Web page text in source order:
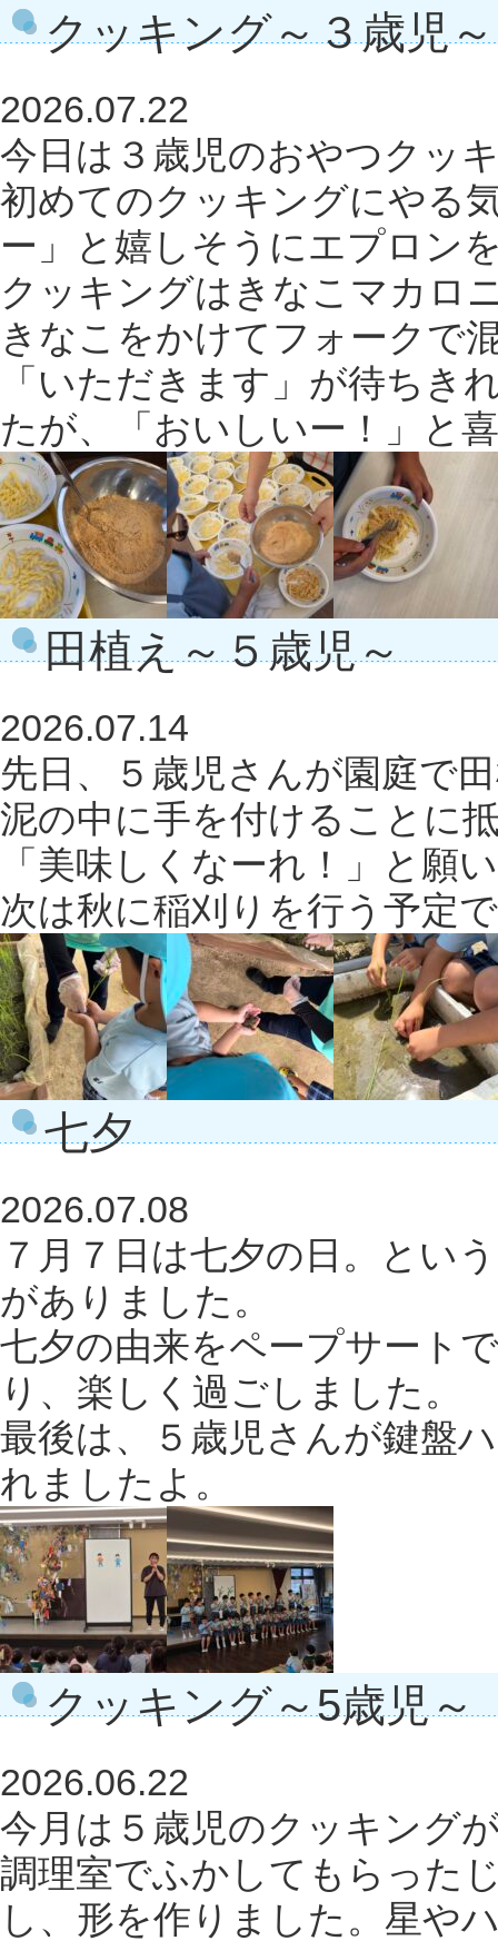
クッキング～３歳児～
2026.07.22
今日は３歳児のおやつクッ
初めてのクッキングにやる
ー」と嬉しそうにエプロン
クッキングはきなこマカロ
きなこをかけてフォークで
「いただきます」が待ちき
たが、「おいしいー！」と
田植え～５歳児～
2026.07.14
先日、５歳児さんが園庭で
泥の中に手を付けることに
「美味しくなーれ！」と願
次は秋に稲刈りを行う予定
七夕
2026.07.08
７月７日は七夕の日。とい
がありました。
七夕の由来をペープサート
り、楽しく過ごしました。
最後は、５歳児さんが鍵盤
れましたよ。
クッキング～5歳児～
2026.06.22
今月は５歳児のクッキング
調理室でふかしてもらった
し、形を作りました。星や